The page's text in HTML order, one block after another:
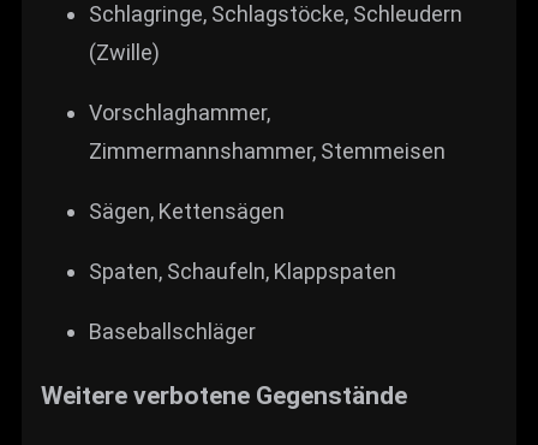
Schlagringe, Schlagstöcke, Schleudern
(Zwille)
Vorschlaghammer,
Zimmermannshammer, Stemmeisen
Sägen, Kettensägen
Spaten, Schaufeln, Klappspaten
Baseballschläger
Weitere verbotene Gegenstände